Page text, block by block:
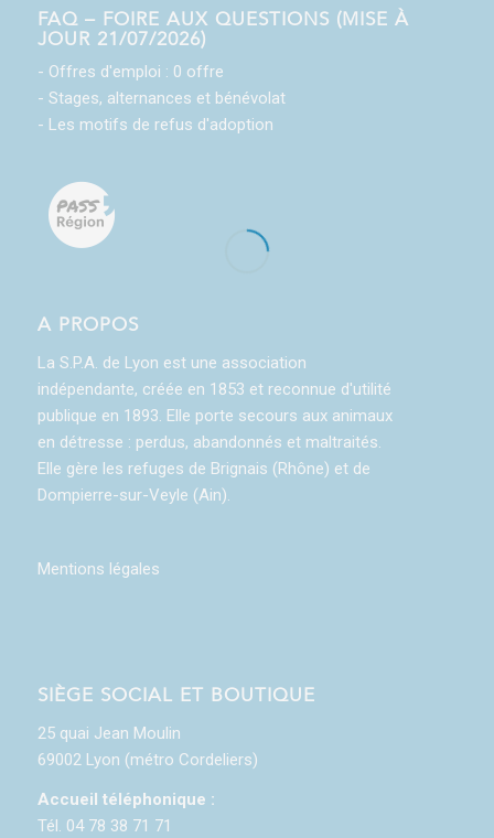
FAQ – FOIRE AUX QUESTIONS (MISE À
JOUR 21/07/2026)
- Offres d'emploi : 0 offre
- Stages, alternances et bénévolat
- Les motifs de refus d'adoption
A PROPOS
La S.P.A. de Lyon est une association
indépendante, créée en 1853 et reconnue d'utilité
publique en 1893. Elle porte secours aux animaux
en détresse : perdus, abandonnés et maltraités.
Elle gère les refuges de Brignais (Rhône) et de
Dompierre-sur-Veyle (Ain).
Mentions légales
SIÈGE SOCIAL ET BOUTIQUE
25 quai Jean Moulin
69002 Lyon (métro Cordeliers)
Accueil téléphonique :
Tél. 04 78 38 71 71